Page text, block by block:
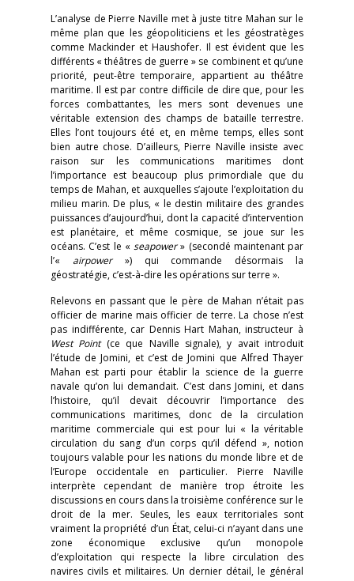
L’analyse de Pierre Naville met à juste titre Mahan sur le
même plan que les géopoliticiens et les géostratèges
comme Mackinder et Haushofer. Il est évident que les
différents « théâtres de guerre » se combinent et qu’une
priorité, peut-être temporaire, appartient au théâtre
maritime. Il est par contre difficile de dire que, pour les
forces combattantes, les mers sont devenues une
véritable extension des champs de bataille terrestre.
Elles l’ont toujours été et, en même temps, elles sont
bien autre chose. D’ailleurs, Pierre Naville insiste avec
raison sur les communications maritimes dont
l’importance est beaucoup plus primordiale que du
temps de Mahan, et auxquelles s’ajoute l’exploitation du
milieu marin. De plus, « le destin militaire des grandes
puissances d’aujourd’hui, dont la capacité d’intervention
est planétaire, et même cosmique, se joue sur les
océans. C’est le « seapower» (secondé maintenant par
l’« airpower») qui commande désormais la
géostratégie, c’est-à-dire les opérations sur terre ».
Relevons en passant que le père de Mahan n’était pas
officier de marine mais officier de terre. La chose n’est
pas indifférente, car Dennis Hart Mahan, instructeur à
West Point(ce que Naville signale), y avait introduit
l’étude de Jomini, et c’est de Jomini que Alfred Thayer
Mahan est parti pour établir la science de la guerre
navale qu’on lui demandait. C’est dans Jomini, et dans
l’histoire, qu’il devait découvrir l’importance des
communications maritimes, donc de la circulation
maritime commerciale qui est pour lui « la véritable
circulation du sang d’un corps qu’il défend », notion
toujours valable pour les nations du monde libre et de
l’Europe occidentale en particulier. Pierre Naville
interprète cependant de manière trop étroite les
discussions en cours dans la troisième conférence sur le
droit de la mer. Seules, les eaux territoriales sont
vraiment la propriété d’un État, celui-ci n’ayant dans une
zone économique exclusive qu’un monopole
d’exploitation qui respecte la libre circulation des
navires civils et militaires. Un dernier détail, le général